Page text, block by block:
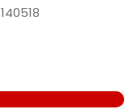
140518